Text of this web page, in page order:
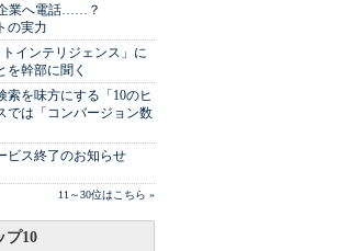
企業へ電話……？
の実力
インテリジェンス」に
を幹部に聞く
索を味方にする「10のヒ
は「コンバージョン数
ビス終了のお知らせ
11～30位はこちら »
プ10